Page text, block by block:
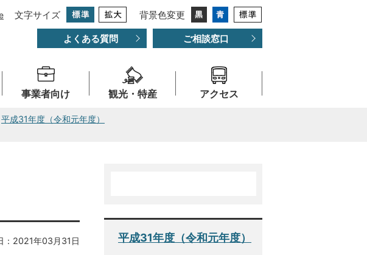
文字サイズ 背景色変更
よくある質問 ご相談窓口
事業者向け 観光・特産 アクセス
平成31年度（令和元年度）
：2021年03月31日
平成31年度（令和元年度）